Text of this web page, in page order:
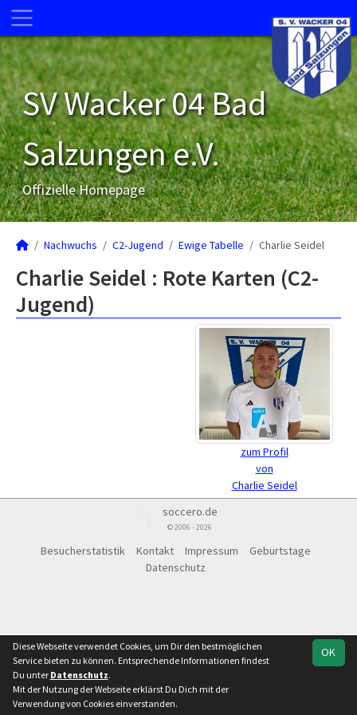
SV Wacker 04 Bad
Salzungen e.V.
Offizielle Homepage
Nachwuchs C2-Jugend Ewige Tabelle Charlie Seidel
Charlie Seidel : Rote Karten (C2-
Jugend)
zum Profil
von
Charlie Seidel
soccero.de
© 2006 - 2026
Besucherstatistik Kontakt Impressum
Geburtstage
Datenschutz
OK
Diese Webseite verwendet Cookies, um Dir den bestmöglichen
Service bieten zu können. Entsprechende Informationen findest
Du unter Datenschutz.
Mit der Nutzung der Webseite erklärst Du Dich mit der
Verwendung von Cookies einverstanden.